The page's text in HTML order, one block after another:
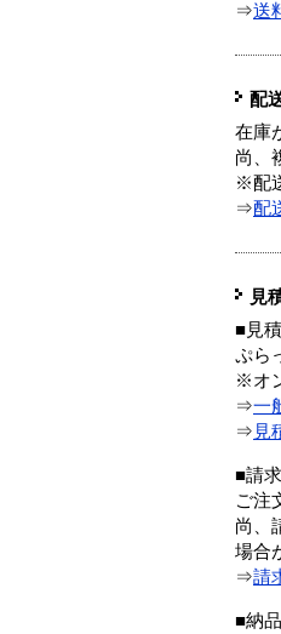
⇒送
配
在庫
尚、
※配
⇒配
見
■見
ぷら
※オ
⇒一
⇒ 見
■請
ご注
尚、
場合
⇒請
■納